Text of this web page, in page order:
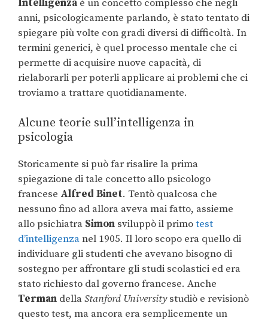
Intelligenza è un concetto complesso che negli
anni, psicologicamente parlando, è stato tentato di
spiegare più volte con gradi diversi di difficoltà. In
termini generici, è quel processo mentale che ci
permette di acquisire nuove capacità, di
rielaborarli per poterli applicare ai problemi che ci
troviamo a trattare quotidianamente.
Alcune teorie sull’intelligenza in
psicologia
Storicamente si può far risalire la prima
spiegazione di tale concetto allo psicologo
francese Alfred Binet. Tentò qualcosa che
nessuno fino ad allora aveva mai fatto, assieme
allo psichiatra Simon sviluppò il primotest
d’intelligenzanel 1905. Il loro scopo era quello di
individuare gli studenti che avevano bisogno di
sostegno per affrontare gli studi scolastici ed era
stato richiesto dal governo francese. Anche
Terman dellaStanford Universitystudiò e revisionò
questo test, ma ancora era semplicemente un